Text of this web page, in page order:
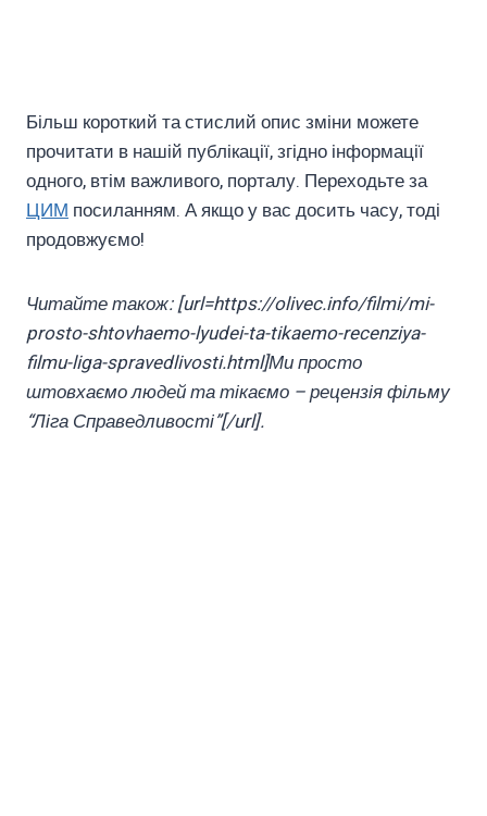
Більш короткий та стислий опис зміни можете
прочитати в нашій публікації, згідно інформації
одного, втім важливого, порталу. Переходьте за
ЦИМ посиланням. А якщо у вас досить часу, тоді
продовжуємо!
Читайте також: [url=https://olivec.info/filmi/mi-
prosto-shtovhaemo-lyudei-ta-tikaemo-recenziya-
filmu-liga-spravedlivosti.html]Ми просто
штовхаємо людей та тікаємо – рецензія фільму
“Ліга Справедливості”[/url].